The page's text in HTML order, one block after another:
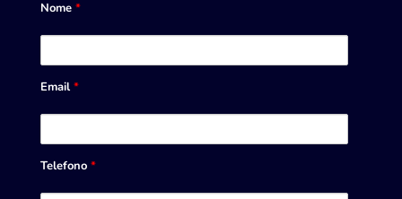
Nome *
Email *
Telefono *